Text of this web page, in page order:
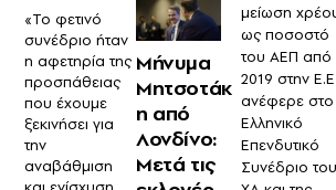
«To φετινό
συνέδριο ήταν
η αφετηρία της
προσπάθειας
που έχουμε
ξεκινήσει για
την
αναβάθμιση
Μήνυμα
Μητσοτάκ
η από
Λονδίνο:
Μετά τις
μείωση
ως ποσοστό
του ΑΕΠ από
2019 στην
ανέφερε στο
Ελληνικό
Επενδυτικό
Συνέδριο του